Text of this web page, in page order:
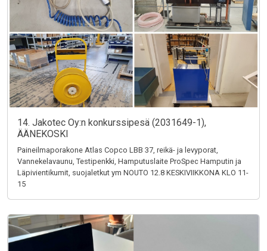
14. Jakotec Oy:n konkurssipesä (2031649-1),
ÄÄNEKOSKI
Paineilmaporakone Atlas Copco LBB 37, reikä- ja levyporat,
Vannekelavaunu, Testipenkki, Hamputuslaite ProSpec Hamputin ja
Läpivientikumit, suojaletkut ym NOUTO 12.8 KESKIVIIKKONA KLO 11-
15